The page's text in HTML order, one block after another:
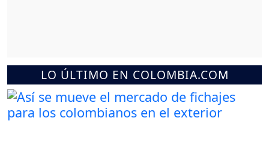
LO ÚLTIMO EN COLOMBIA.COM